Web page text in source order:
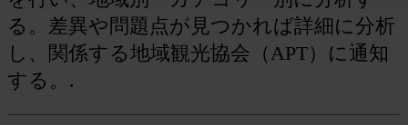
る。差異や問題点が見つかれば詳細に分析
し、関係する地域観光協会（APT）に通知
する。.